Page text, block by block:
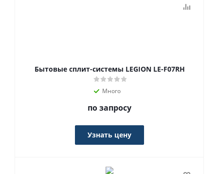
Бытовые сплит-системы LEGION LE-F07RH
Много
по запросу
Узнать цену